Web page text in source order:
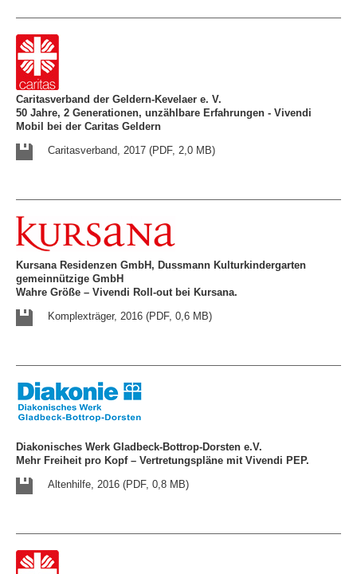
Caritasverband der Geldern-Kevelaer e. V.
50 Jahre, 2 Generationen, unzählbare Erfahrungen - Vivendi
Mobil bei der Caritas Geldern
Caritasverband, 2017 (PDF, 2,0 MB)
Kursana Residenzen GmbH, Dussmann Kulturkindergarten
gemeinnützige GmbH
Wahre Größe – Vivendi Roll-out bei Kursana.
Komplexträger, 2016 (PDF, 0,6 MB)
Diakonisches Werk Gladbeck-Bottrop-Dorsten e.V.
Mehr Freiheit pro Kopf – Vertretungspläne mit Vivendi PEP.
Altenhilfe, 2016 (PDF, 0,8 MB)